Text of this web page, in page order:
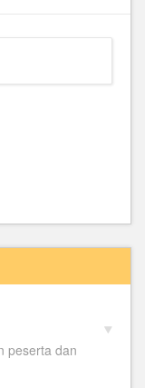
peserta dan